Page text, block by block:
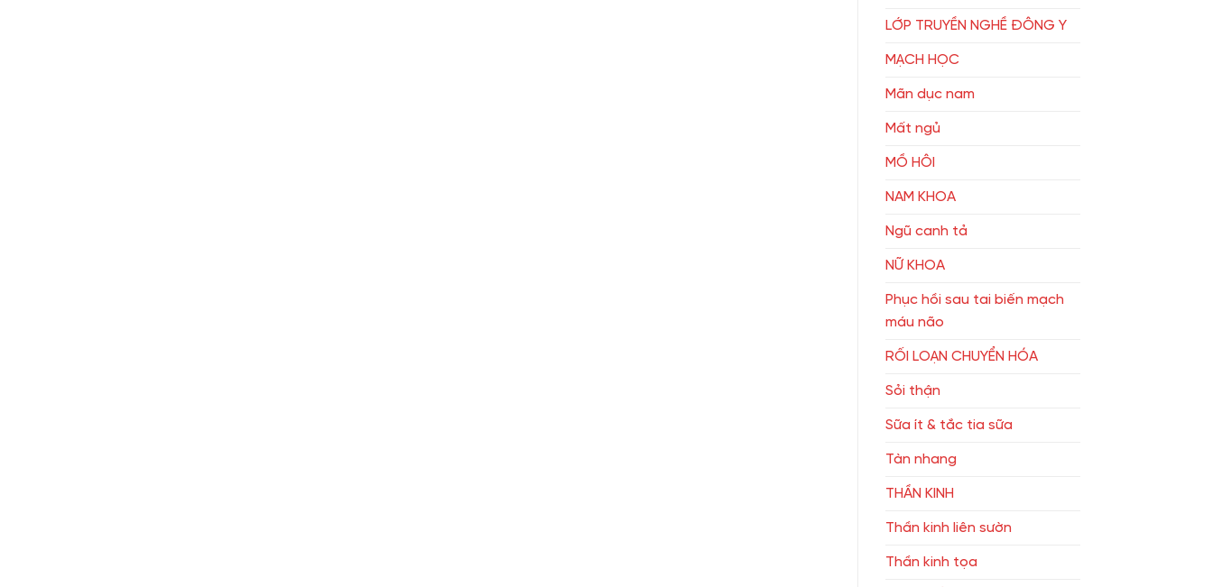
LỚP TRUYỀN NGHỀ ĐÔNG Y
MẠCH HỌC
Mãn dục nam
Mất ngủ
MỒ HÔI
NAM KHOA
Ngũ canh tả
NỮ KHOA
Phục hồi sau tai biến mạch
máu não
RỐI LOẠN CHUYỂN HÓA
Sỏi thận
Sữa ít & tắc tia sữa
Tàn nhang
THẦN KINH
Thần kinh liên sườn
Thần kinh tọa